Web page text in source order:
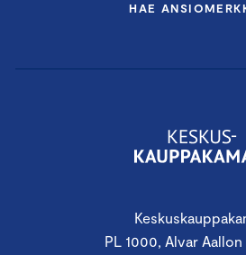
PL 1000, Alvar
HAE